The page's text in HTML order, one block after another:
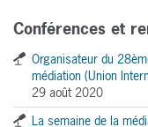
Conférences et
Organisateur du
médiation (Union
29 août 2020
La semaine de la